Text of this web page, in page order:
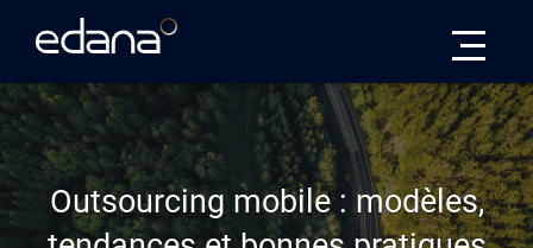
Outsourcing mobile : modèles,